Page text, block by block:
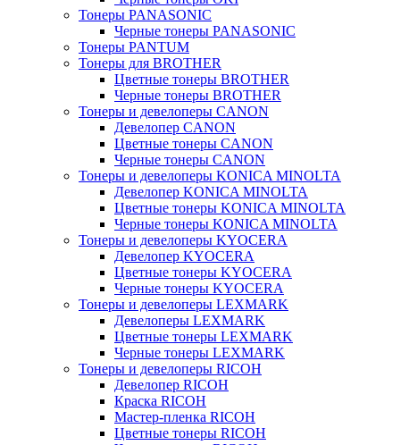
Тонеры PANASONIC
Черные тонеры PANASONIC
Тонеры PANTUM
Тонеры для BROTHER
Цветные тонеры BROTHER
Черные тонеры BROTHER
Тонеры и девелоперы CANON
Девелопер CANON
Цветные тонеры CANON
Черные тонеры CANON
Тонеры и девелоперы KONICA MINOLTA
Девелопер KONICA MINOLTA
Цветные тонеры KONICA MINOLTA
Черные тонеры KONICA MINOLTA
Тонеры и девелоперы KYOCERA
Девелопер KYOCERA
Цветные тонеры KYOCERA
Черные тонеры KYOCERA
Тонеры и девелоперы LEXMARK
Девелоперы LEXMARK
Цветные тонеры LEXMARK
Черные тонеры LEXMARK
Тонеры и девелоперы RICOH
Девелопер RICOH
Краска RICOH
Мастер-пленка RICOH
Цветные тонеры RICOH